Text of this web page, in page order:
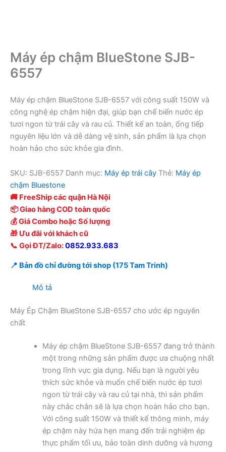
Máy ép chậm BlueStone SJB-
6557
Máy ép chậm BlueStone SJB-6557 với công suất 150W và
công nghệ ép chậm hiện đại, giúp bạn chế biến nước ép
tươi ngon từ trái cây và rau củ. Thiết kế an toàn, ống tiếp
nguyên liệu lớn và dễ dàng vệ sinh, sản phẩm là lựa chọn
hoàn hảo cho sức khỏe gia đình.
SKU: SJB-6557 Danh mục: Máy ép trái cây Thẻ: Máy ép
chậm Bluestone
🚚 FreeShip các quận Hà Nội
📦 Giao hàng COD toàn quốc
💰 Giá Combo hoặc Số lượng
🎁 Ưu đãi với khách cũ
📞 Gọi ĐT/Zalo:0852.933.683
📍 Bản đồ chỉ đường tới shop (175 Tam Trinh)
Mô tả
Máy Ép Chậm BlueStone SJB-6557 cho ước ép nguyên
chất
Máy ép chậm BlueStone SJB-6557 đang trở thành
một trong những sản phẩm được ưa chuộng nhất
trong lĩnh vực gia dụng. Nếu bạn là người yêu
thích sức khỏe và muốn chế biến nước ép tươi
ngon từ trái cây và rau củ tại nhà, thì sản phẩm
này chắc chắn sẽ là lựa chọn hoàn hảo cho bạn.
Với công suất 150W và thiết kế thông minh, máy
ép chậm này hứa hẹn mang đến trải nghiệm ép
thực phẩm tối ưu, bảo toàn dinh dưỡng và hương